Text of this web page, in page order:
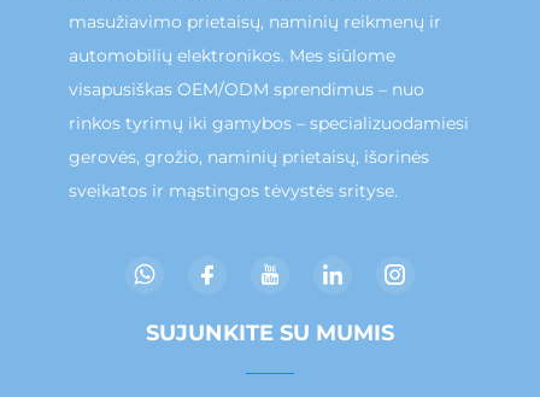
masužiavimo prietaisų, naminių reikmenų ir
automobilių elektronikos. Mes siūlome
visapusiškas OEM/ODM sprendimus – nuo
rinkos tyrimų iki gamybos – specializuodamiesi
gerovės, grožio, naminių prietaisų, išorinės
sveikatos ir mąstingos tėvystės srityse.
SUJUNKITE SU MUMIS